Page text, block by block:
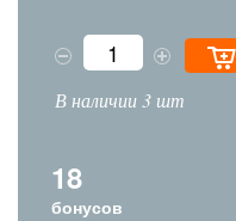
В наличии 3 шт
18
бонусов